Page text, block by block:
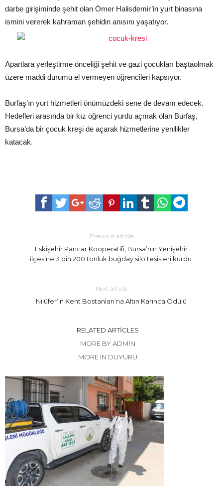
darbe girişiminde şehit olan Ömer Halisdemir’in yurt binasına
ismini vererek kahraman şehidin anısını yaşatıyor.
Apartlara yerleştirme önceliği şehit ve gazi çocukları baştaolmak
üzere maddi durumu el vermeyen öğrencileri kapsıyor.
Burfaş’ın yurt hizmetleri önümüzdeki sene de devam edecek.
Hedefleri arasında bir kız öğrenci yurdu açmak olan Burfaş,
Bursa’da bir çocuk kreşi de açarak hizmetlerine yenilikler
katacak.
Previous article
Eskişehir Pancar Kooperatifi, Bursa’nın Yenişehir
ilçesine 3 bin 200 tonluk buğday silo tesisleri kurdu.
Next article
Nilüfer’in Kent Bostanları’na Altın Karınca Ödülü
RELATED ARTICLES
MORE BY ADMIN
MORE IN DUYURU